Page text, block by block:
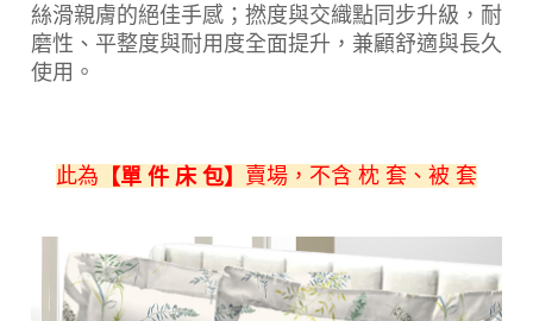
絲滑親膚的絕佳手感；撚度與交織點同步升級，耐
磨性、平整度與耐用度全面提升，兼顧舒適與長久
使用。
此為 【單 件 床 包】 賣場，不含 枕 套、被 套